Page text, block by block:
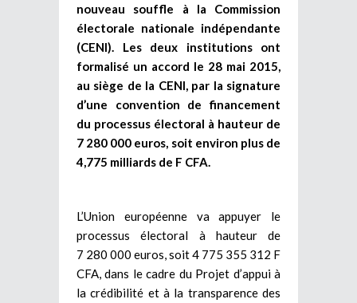
nouveau souffle à la Commission
électorale nationale indépendante
(CENI). Les deux institutions ont
formalisé un accord le 28 mai 2015,
au siège de la CENI, par la signature
d’une convention de financement
du processus électoral à hauteur de
7 280 000 euros, soit environ plus de
4,775 milliards de F CFA.
L’Union européenne va appuyer le
processus électoral à hauteur de
7 280 000 euros, soit 4 775 355 312 F
CFA, dans le cadre du Projet d’appui à
la crédibilité et à la transparence des